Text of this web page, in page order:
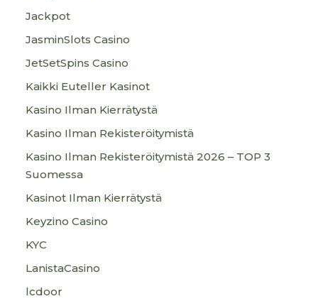
Jackpot
JasminSlots Casino
JetSetSpins Casino
Kaikki Euteller Kasinot
Kasino Ilman Kierrätystä
Kasino Ilman Rekisteröitymistä
Kasino Ilman Rekisteröitymistä 2026 – TOP 3
Suomessa
Kasinot Ilman Kierrätystä
Keyzino Casino
KYC
LanistaCasino
lcdoor